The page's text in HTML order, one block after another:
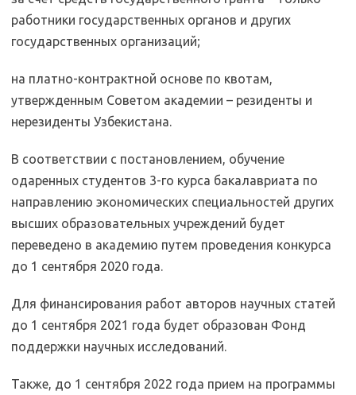
работники государственных органов и других
государственных организаций;
на платно-контрактной основе по квотам,
утвержденным Советом академии – резиденты и
нерезиденты Узбекистана.
В соответствии с постановлением, обучение
одаренных студентов 3-го курса бакалавриата по
направлению экономических специальностей других
высших образовательных учреждений будет
переведено в академию путем проведения конкурса
до 1 сентября 2020 года.
Для финансирования работ авторов научных статей
до 1 сентября 2021 года будет образован Фонд
поддержки научных исследований.
Также, до 1 сентября 2022 года прием на программы